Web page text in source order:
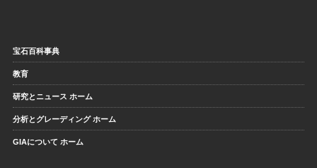
宝石百科事典
教育
研究とニュース ホーム
分析とグレーディング ホーム
GIAについて ホーム